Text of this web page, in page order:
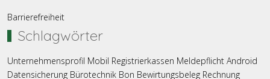
Barrierefreiheit
Schlagwörter
Unternehmensprofil Mobil Registrierkassen Meldepflicht Android
Datensicherung Bürotechnik Bon Bewirtungsbeleg Rechnung